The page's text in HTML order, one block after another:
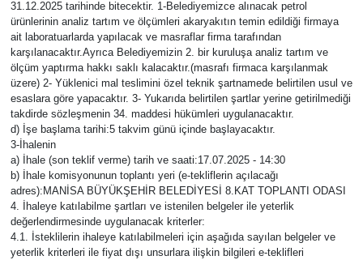
31.12.2025 tarihinde bitecektir. 1-Belediyemizce alınacak petrol
ürünlerinin analiz tartım ve ölçümleri akaryakıtın temin edildiği firmaya
ait laboratuarlarda yapılacak ve masraflar firma tarafından
karşılanacaktır.Ayrıca Belediyemizin 2. bir kuruluşa analiz tartım ve
ölçüm yaptırma hakkı saklı kalacaktır.(masrafı firmaca karşılanmak
üzere) 2- Yüklenici mal teslimini özel teknik şartnamede belirtilen usul ve
esaslara göre yapacaktır. 3- Yukarıda belirtilen şartlar yerine getirilmediği
takdirde sözleşmenin 34. maddesi hükümleri uygulanacaktır.
d) İşe başlama tarihi:5 takvim günü içinde başlayacaktır.
3-İhalenin
a) İhale (son teklif verme) tarih ve saati:17.07.2025 - 14:30
b) İhale komisyonunun toplantı yeri (e-tekliflerin açılacağı
adres):MANİSA BÜYÜKŞEHİR BELEDİYESİ 8.KAT TOPLANTI ODASI
4. İhaleye katılabilme şartları ve istenilen belgeler ile yeterlik
değerlendirmesinde uygulanacak kriterler:
4.1. İsteklilerin ihaleye katılabilmeleri için aşağıda sayılan belgeler ve
yeterlik kriterleri ile fiyat dışı unsurlara ilişkin bilgileri e-teklifleri